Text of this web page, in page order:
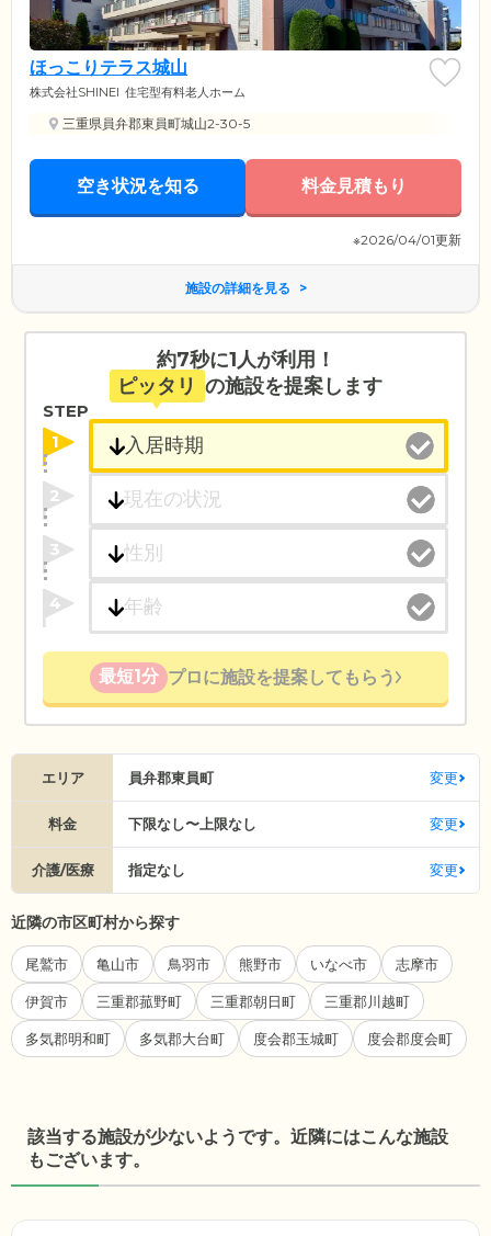
ほっこりテラス城山
株式会社SHINEI 住宅型有料老人ホーム
三重県員弁郡東員町城山2-30-5
空き状況を知る 料金見積もり
※2026/04/01更新
施設の詳細を見る
約7秒に1人が利用！
ピッタリ の施設を提案します
STEP
1
2
3
4
最短1分 プロに施設を提案してもらう
エリア 員弁郡東員町 変更
料金 下限なし〜上限なし 変更
介護/医療 指定なし 変更
近隣の市区町村から探す
尾鷲市 亀山市 鳥羽市 熊野市 いなべ市 志摩市
伊賀市 三重郡菰野町 三重郡朝日町 三重郡川越町
多気郡明和町 多気郡大台町 度会郡玉城町 度会郡度会町
該当する施設が少ないようです。近隣にはこんな施設
もございます。